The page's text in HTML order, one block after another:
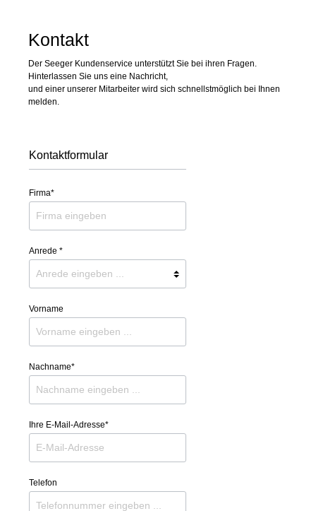
Kontakt
Der Seeger Kundenservice unterstützt Sie bei ihren Fragen.
Hinterlassen Sie uns eine Nachricht,
und einer unserer Mitarbeiter wird sich schnellstmöglich bei Ihnen
melden.
Kontaktformular
Firma*
Anrede *
Vorname
Nachname*
Ihre E-Mail-Adresse*
Telefon